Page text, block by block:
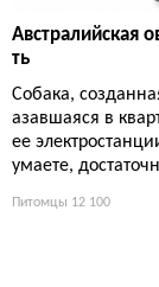
Австралийская
ть
Собака,
азавшаяся в
ее
умаете,
Питомцы 12 100